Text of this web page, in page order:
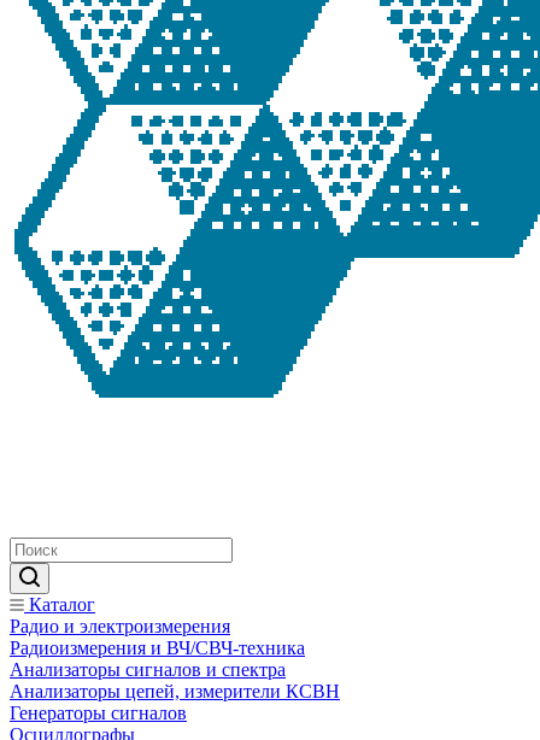
Каталог
Радио и электроизмерения
Радиоизмерения и ВЧ/СВЧ-техника
Анализаторы сигналов и спектра
Анализаторы цепей, измерители КСВН
Генераторы сигналов
Осциллографы